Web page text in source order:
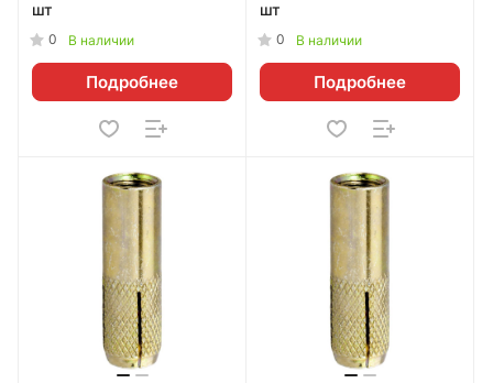
шт
0 В наличии
Подробнее
шт
0 В наличии
Подробнее